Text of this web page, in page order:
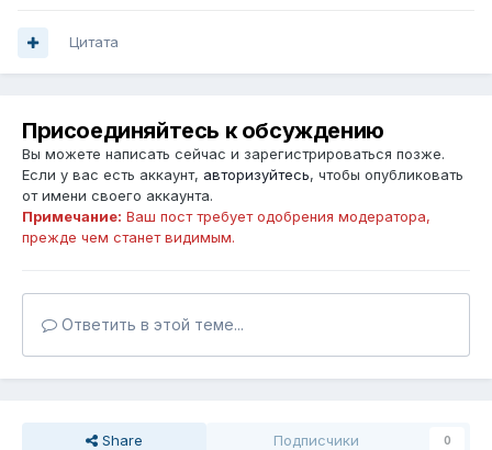
Цитата
Присоединяйтесь к обсуждению
Вы можете написать сейчас и зарегистрироваться позже.
Если у вас есть аккаунт, авторизуйтесь, чтобы опубликовать
от имени своего аккаунта.
Примечание: Ваш пост требует одобрения модератора,
прежде чем станет видимым.
Ответить в этой теме...
Share Подписчики 0